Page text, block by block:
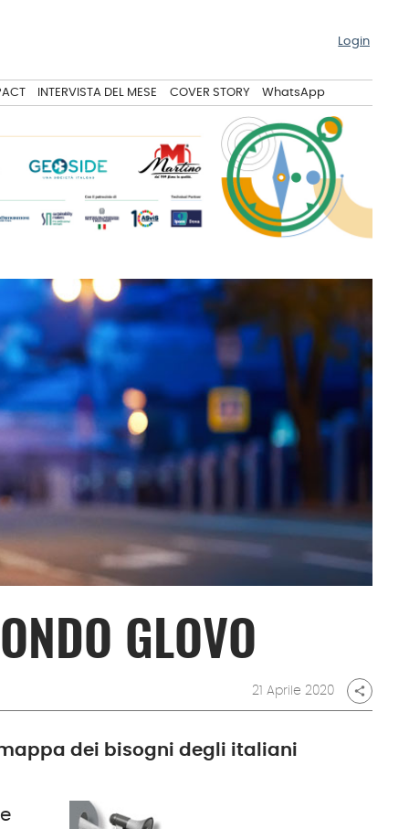
Login
INTERVISTA DEL MESE COVER STORY WhatsApp
GLOVO
21 Aprile 2020 share
dei bisogni degli italiani